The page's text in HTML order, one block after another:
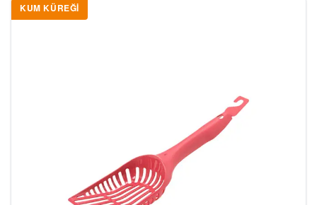
KUM KÜREĞI